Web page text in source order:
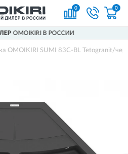
0 0
В РОССИИ
OMOIKIRI SUMI 83C-BL Tetogranit/